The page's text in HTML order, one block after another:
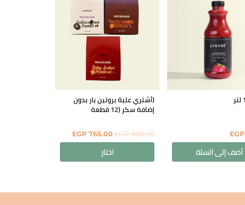
EGP
أضف إلى السلة
(أشتري علبة بروتين بار بدون
إضافة سكر (12 قطعة
EGP900.00
EGP 765.00
اختار